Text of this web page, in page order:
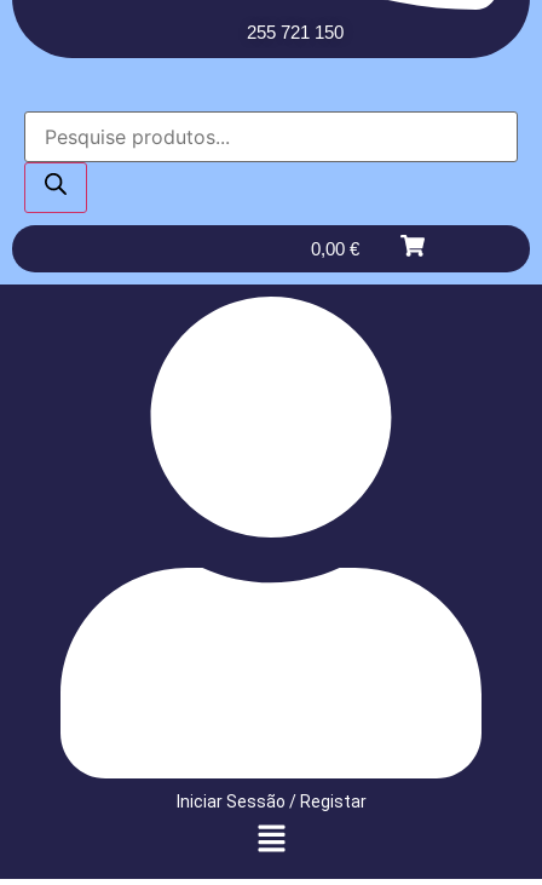
255 721 150
0,00 €
Iniciar Sessão / Registar